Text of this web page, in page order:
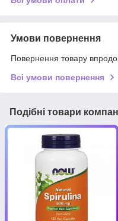
Умови повернення
Повернення товару
Всі умови повернення
Подібні товари